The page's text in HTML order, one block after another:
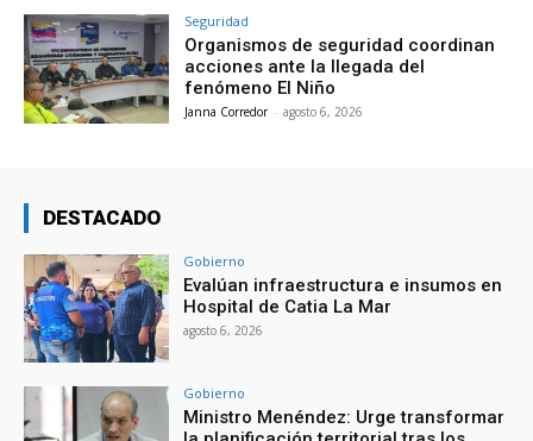
Seguridad
Organismos de seguridad coordinan
acciones ante la llegada del
fenómeno El Niño
Janna Corredor - agosto 6, 2026
DESTACADO
Gobierno
Evalúan infraestructura e insumos en
Hospital de Catia La Mar
agosto 6, 2026
Gobierno
Ministro Menéndez: Urge transformar